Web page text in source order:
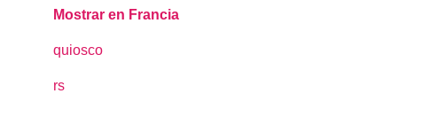
Mostrar en Francia
quiosco
rs